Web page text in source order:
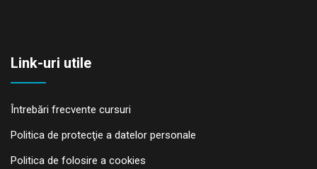
Link-uri utile
Întrebări frecvente cursuri
Politica de protecţie a datelor personale
Politica de folosire a cookies